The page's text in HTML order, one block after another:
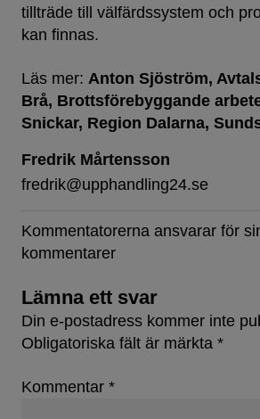
tillträde till välfärdssystem och
kan finnas.
Läs mer: Anton Sjöström
Brå Brottsförebyggande
Snickar Region Dalarna
Fredrik Mårtensson
fredrik@upphandling24.se
Kommentatorerna ansvarar för
kommentarer
Lämna ett svar
Din e-postadress kommer inte
Obligatoriska fält är märkta *
Kommentar *